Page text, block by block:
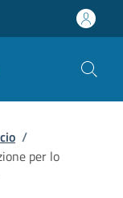
/
per lo